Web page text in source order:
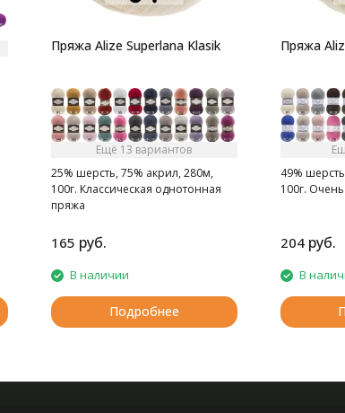
Пряжа Alize Superlana Klasik
Ещё 13 вариантов
25% шерсть, 75% акрил, 280м,
100г. Классическая однотонная
пряжа
165 руб.
В наличии
Подробнее
Пряжа
49%
100г.
204 руб.
В